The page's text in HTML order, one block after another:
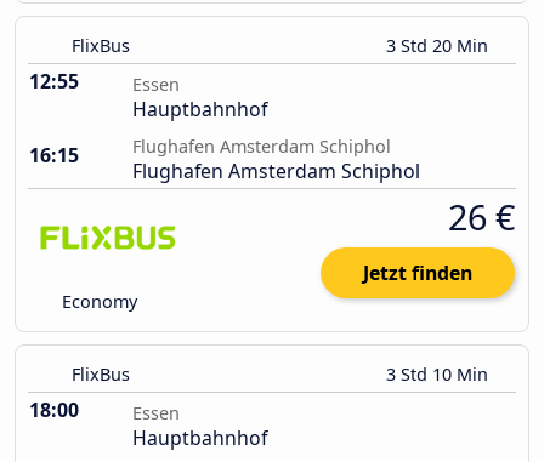
FlixBus 3 Std 20 Min
12:55 Essen
Hauptbahnhof
16:15
Flughafen Amsterdam Schiphol
Flughafen Amsterdam Schiphol
Economy
26 €
Jetzt finden
FlixBus 3 Std 10 Min
18:00 Essen
Hauptbahnhof